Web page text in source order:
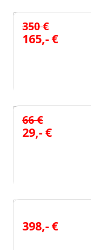
350 €
165,- €
66 €
29,- €
398,- €